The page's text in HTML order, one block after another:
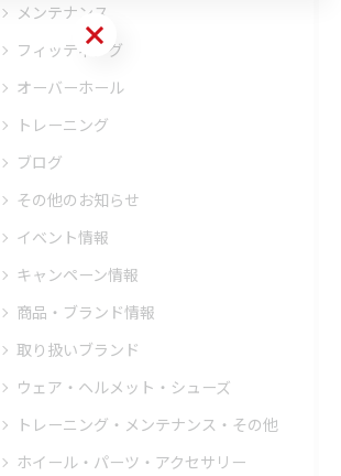
メンテナンス
フィッティング
オーバーホール
トレーニング
ブログ
その他のお知らせ
イベント情報
キャンペーン情報
商品・ブランド情報
取り扱いブランド
ウェア・ヘルメット・シューズ
トレーニング・メンテナンス・その他
ホイール・パーツ・アクセサリー
お問い合わせはこちら